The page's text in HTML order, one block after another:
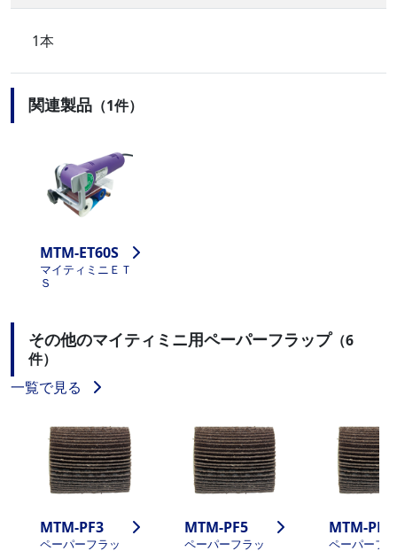
1本
関連製品 （1件）
MTM-ET60S
マイティミニＥＴ
Ｓ
その他のマイティミニ用ペーパーフラップ（6
件）
一覧で見る
MTM-PF3
ペーパーフラッ
MTM-PF5
ペーパーフラッ
MTM-PF6
ペーパーフ